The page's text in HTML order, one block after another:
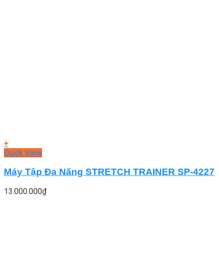
+
Quick View
Máy Tập Đa Năng STRETCH TRAINER SP-4227
13.000.000₫